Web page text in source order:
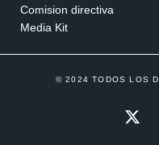
Comision directiva
Media Kit
© 2024 TODOS LOS